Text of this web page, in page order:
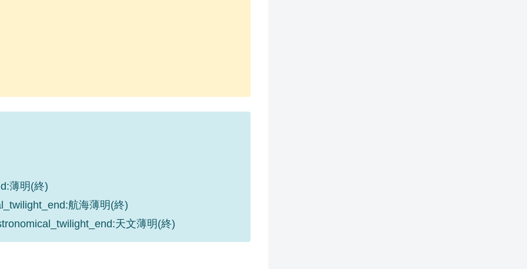
薄明(終)
航海薄明(終)
天文薄明(終)